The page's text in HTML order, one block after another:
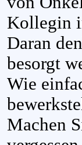
Kollegin
Daran
besorgt
Wie
Machen